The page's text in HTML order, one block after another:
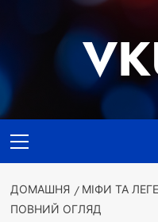
меню
ДОМАШНЯ МІФИ ТА
ПОВНИЙ ОГЛЯД